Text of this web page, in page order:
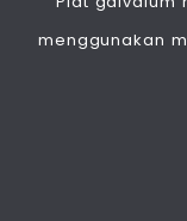
menggunakan